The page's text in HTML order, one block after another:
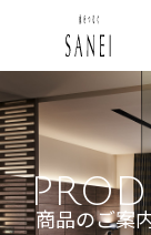
商品のご案